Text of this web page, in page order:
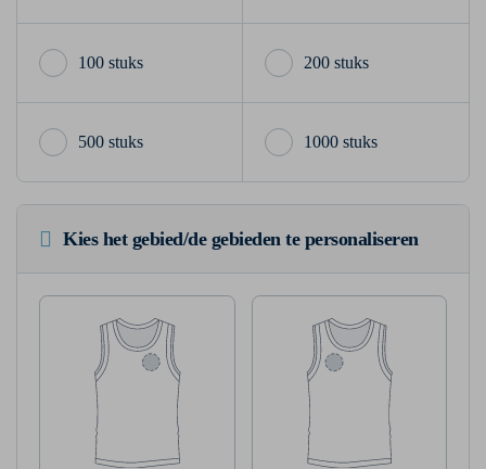
100 stuks 200 stuks
500 stuks 1000 stuks
Kies het gebied/de gebieden te personaliseren